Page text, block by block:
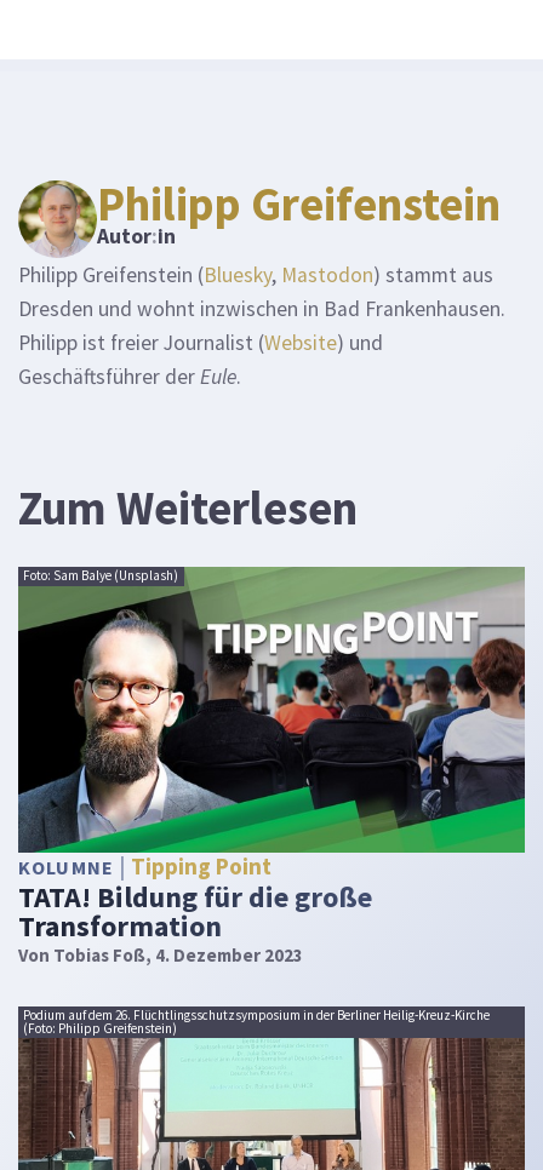
Philipp Greifenstein
Autor:in
Philipp Greifenstein (Bluesky, Mastodon) stammt aus
Dresden und wohnt inzwischen in Bad Frankenhausen.
Philipp ist freier Journalist (Website) und
Geschäftsführer derEule.
Zum Weiterlesen
Foto: Sam Balye (Unsplash)
KOLUMNE Tipping Point
TATA! Bildung für die große
Transformation
Von Tobias Foß, 4. Dezember 2023
Podium auf dem 26. Flüchtlingsschutzsymposium in der Berliner Heilig-Kreuz-Kirche
(Foto: Philipp Greifenstein)